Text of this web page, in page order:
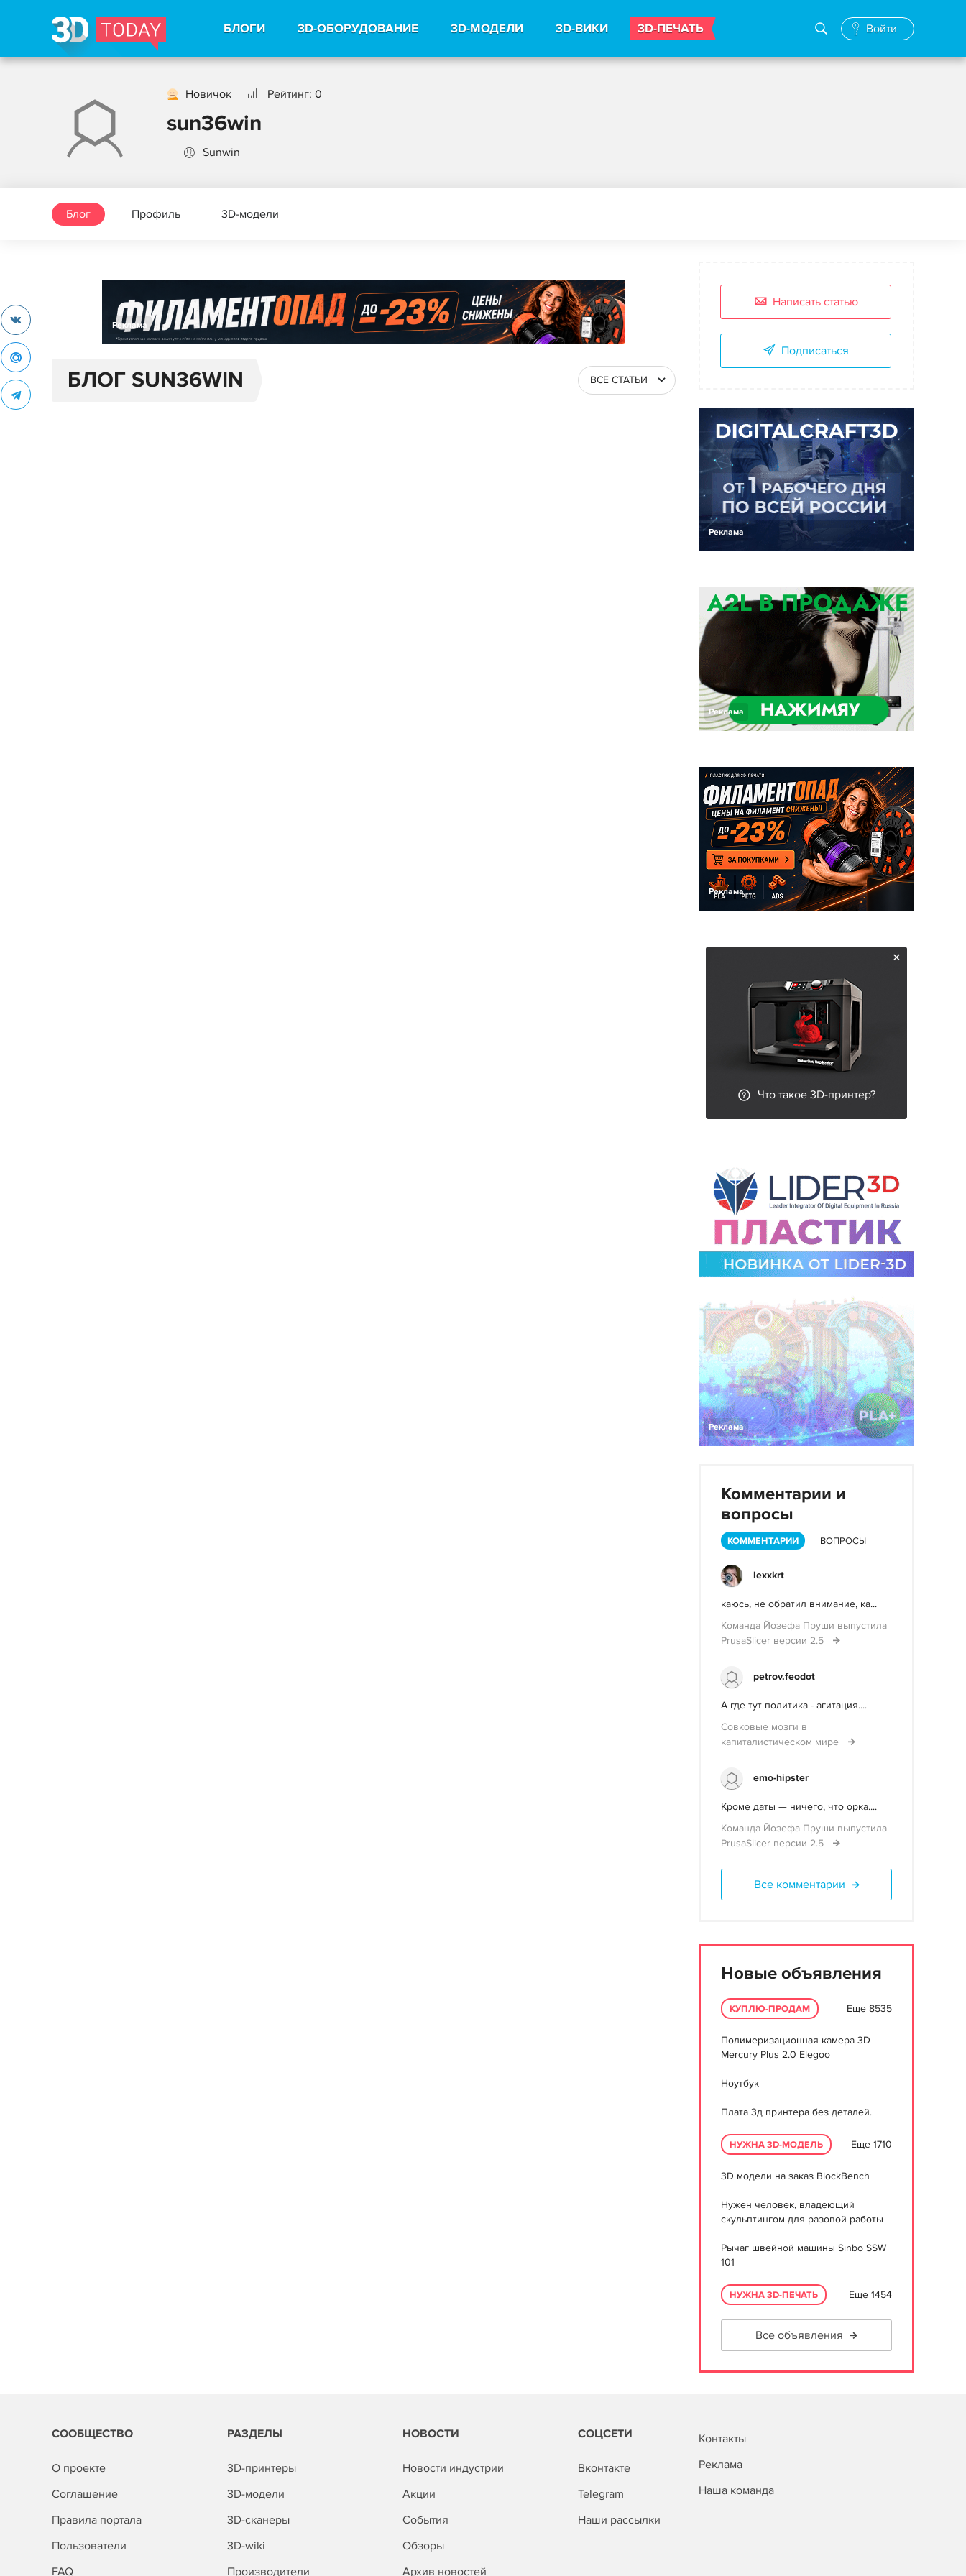
БЛОГИ 3D-ОБОРУДОВАНИЕ 3D-МОДЕЛИ 3D-ВИКИ 3D-ПЕЧАТЬ Войти
Новичок Рейтинг: 0
sun36win
Sunwin
Блог Профиль 3D-модели
Реклама
БЛОГ SUN36WIN ВСЕ СТАТЬИ
Написать статью
Подписаться
Реклама
Реклама
Реклама
Что такое 3D-принтер?
Реклама
Комментарии и
вопросы
КОММЕНТАРИИ ВОПРОСЫ
lexxkrt
каюсь, не обратил внимание, ка...
Команда Йозефа Пруши выпустила
PrusaSlicer версии 2.5
petrov.feodot
А где тут политика - агитация....
Совковые мозги в
капиталистическом мире
emo-hipster
Кроме даты — ничего, что орка....
Команда Йозефа Пруши выпустила
PrusaSlicer версии 2.5
Все комментарии
Новые объявления
КУПЛЮ-ПРОДАМ Еще 8535
Полимеризационная камера 3D
Mercury Plus 2.0 Elegoo
Ноутбук
Плата 3д принтера без деталей.
НУЖНА 3D-МОДЕЛЬ Еще 1710
3D модели на заказ BlockBench
Нужен человек, владеющий
скульптингом для разовой работы
Рычаг швейной машины Sinbo SSW
101
НУЖНА 3D-ПЕЧАТЬ Еще 1454
Все объявления
СООБЩЕСТВО
О проекте
Соглашение
Правила портала
Пользователи
FAQ
РАЗДЕЛЫ
3D-принтеры
3D-модели
3D-сканеры
3D-wiki
Производители
НОВОСТИ
Новости индустрии
Акции
События
Обзоры
Архив новостей
СОЦСЕТИ
Вконтакте
Telegram
Наши рассылки
Контакты
Реклама
Наша команда